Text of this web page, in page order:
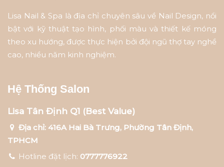
Lisa Nail & Spa là địa chỉ chuyên sâu về Nail Design, nổi
bật với kỹ thuật tạo hình, phối màu và thiết kế móng
theo xu hướng, được thực hiện bởi đội ngũ thợ tay nghề
cao, nhiều năm kinh nghiệm.
Hệ Thống Salon
Lisa Tân Định Q1 (Best Value)
Địa chỉ: 416A Hai Bà Trưng, Phường Tân Định,
TPHCM
Hotline đặt lịch: 0777776922